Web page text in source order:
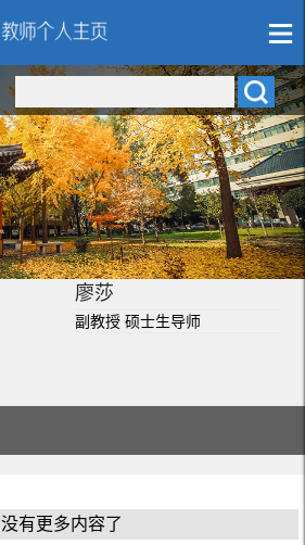
廖莎
副教授 硕士生导师
没有更多内容了